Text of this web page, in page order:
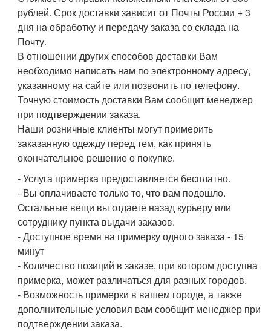
рублей. Срок доставки зависит от Почты России + 3
дня на обработку и передачу заказа со склада на
Почту.
В отношении других способов доставки Вам
необходимо написать нам по электронному адресу,
указанному на сайте или позвонить по телефону.
Точную стоимость доставки Вам сообщит менеджер
при подтверждении заказа.
Наши розничные клиенты могут примерить
заказанную одежду перед тем, как принять
окончательное решение о покупке.
- Услуга примерка предоставляется бесплатно.
- Вы оплачиваете только то, что вам подошло.
Остальные вещи вы отдаете назад курьеру или
сотруднику пункта выдачи заказов.
- Доступное время на примерку одного заказа - 15
минут
- Количество позиций в заказе, при котором доступна
примерка, может различаться для разных городов.
- Возможность примерки в вашем городе, а также
дополнительные условия вам сообщит менеджер при
подтверждении заказа.